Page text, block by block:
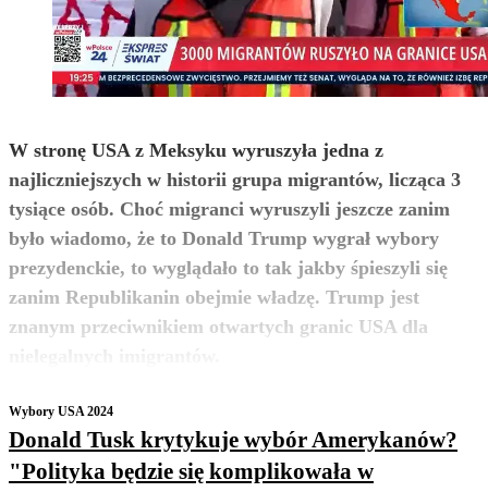
W stronę USA z Meksyku wyruszyła jedna z
najliczniejszych w historii grupa migrantów, licząca 3
tysiące osób. Choć migranci wyruszyli jeszcze zanim
było wiadomo, że to Donald Trump wygrał wybory
prezydenckie, to wyglądało to tak jakby śpieszyli się
zanim Republikanin obejmie władzę. Trump jest
znanym przeciwnikiem otwartych granic USA dla
zobacz więcej
Wybory USA 2024
Donald Tusk krytykuje wybór Amerykanów?
"Polityka będzie się komplikowała w